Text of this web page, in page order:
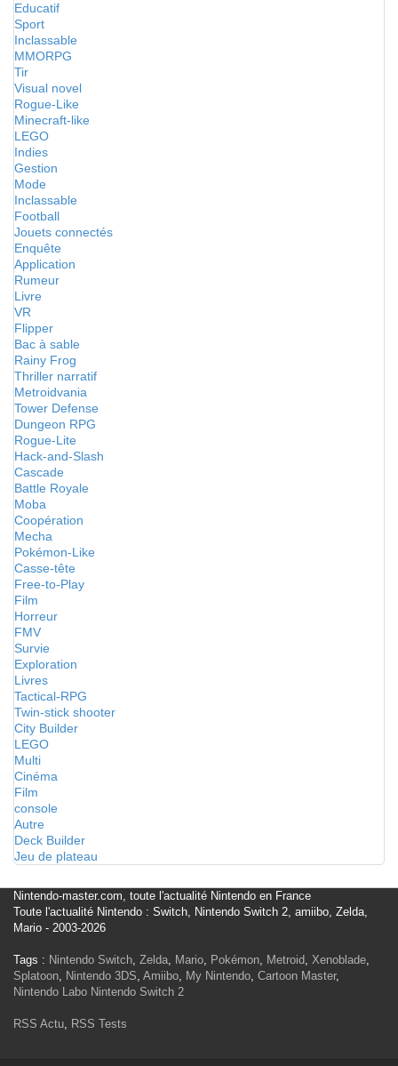
Educatif
Sport
Inclassable
MMORPG
Tir
Visual novel
Rogue-Like
Minecraft-like
LEGO
Indies
Gestion
Mode
Inclassable
Football
Jouets connectés
Enquête
Application
Rumeur
Livre
VR
Flipper
Bac à sable
Rainy Frog
Thriller narratif
Metroidvania
Tower Defense
Dungeon RPG
Rogue-Lite
Hack-and-Slash
Cascade
Battle Royale
Moba
Coopération
Mecha
Pokémon-Like
Casse-tête
Free-to-Play
Film
Horreur
FMV
Survie
Exploration
Livres
Tactical-RPG
Twin-stick shooter
City Builder
LEGO
Multi
Cinéma
Film
console
Autre
Deck Builder
Jeu de plateau
Nintendo-master.com, toute l'actualité Nintendo en France
Toute l'actualité Nintendo : Switch, Nintendo Switch 2, amiibo, Zelda,
Mario - 2003-2026
Tags : Nintendo Switch, Zelda, Mario, Pokémon, Metroid, Xenoblade,
Splatoon, Nintendo 3DS, Amiibo, My Nintendo, Cartoon Master,
Nintendo Labo Nintendo Switch 2
RSS Actu, RSS Tests